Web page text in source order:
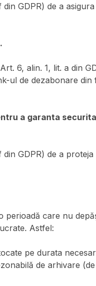
GDPR) de a
6, alin. 1, lit. a din
ul de dezabonare din
a garanta
GDPR) de a
care nu
Astfel:
pe durata
de arhivare